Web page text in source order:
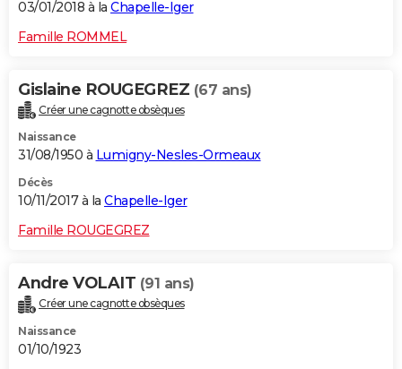
03/01/2018 à la Chapelle-Iger
Famille ROMMEL
Gislaine ROUGEGREZ (67 ans)
Créer une cagnotte obsèques
Naissance
31/08/1950 à Lumigny-Nesles-Ormeaux
Décès
10/11/2017 à la Chapelle-Iger
Famille ROUGEGREZ
Andre VOLAIT (91 ans)
Créer une cagnotte obsèques
Naissance
01/10/1923